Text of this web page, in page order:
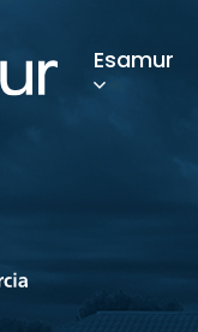
Esamur